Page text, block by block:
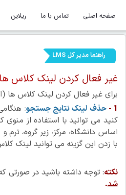
صفحه اصلی تماس با ما ریلاین
راهنما مدیر کل LMS
غیر فعال کردن لینک کلاس
برای غیر فعال کردن لینک کلاس ها
1 -
حذف لینک نتایج جستجو:
کنید می توانید با استفاده از
اساس دانشگاه، مرکز، زیر گروه،
با زدن این گزینه می توانید لینک
نکته: توجه داشته باشید در صورتی
شد.